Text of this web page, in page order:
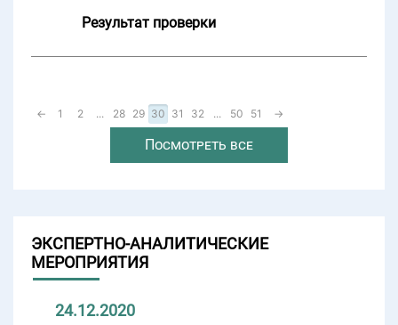
Результат проверки
← 1 2 ... 28 29 30 31 32 ... 50 51 →
Посмотреть все
ЭКСПЕРТНО-АНАЛИТИЧЕСКИЕ
МЕРОПРИЯТИЯ
24.12.2020